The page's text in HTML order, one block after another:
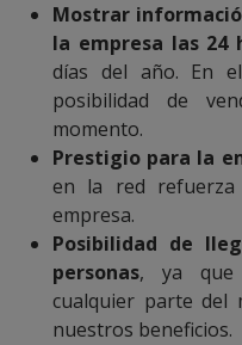
Mostrar
la empresa las 24
días del año. En
posibilidad de
momento.
Prestigio para la
en la red
empresa.
Posibilidad de
personas, ya que
cualquier parte del
nuestros beneficios.